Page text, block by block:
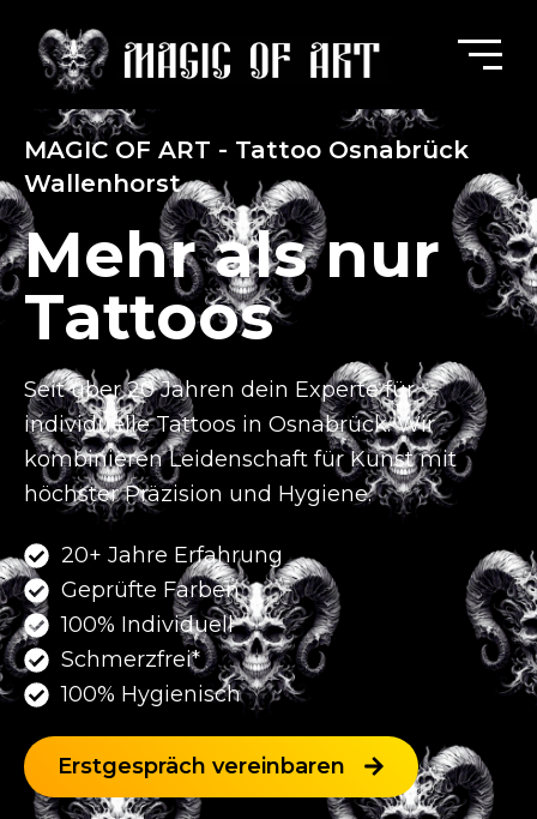
MAGIC OF ART - Tattoo Osnabrück
Wallenhorst
Mehr als nur
Tattoos
Seit über 20 Jahren dein Experte für
individuelle Tattoos in Osnabrück.Wir
kombinieren Leidenschaft für Kunst mit
höchster Präzision und Hygiene.
20+ Jahre Erfahrung
Geprüfte Farben
100% Individuell
Schmerzfrei*
100% Hygienisch
Erstgespräch vereinbaren